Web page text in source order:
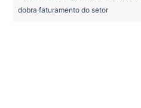
dobra faturamento do setor